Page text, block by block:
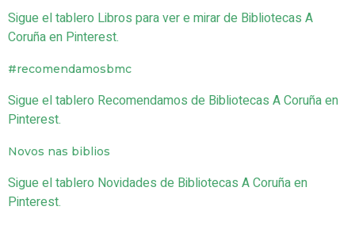
Sigue el tablero Libros para ver e mirar de Bibliotecas A
Coruña en Pinterest.
#recomendamosbmc
Sigue el tablero Recomendamos de Bibliotecas A Coruña en
Pinterest.
Novos nas biblios
Sigue el tablero Novidades de Bibliotecas A Coruña en
Pinterest.